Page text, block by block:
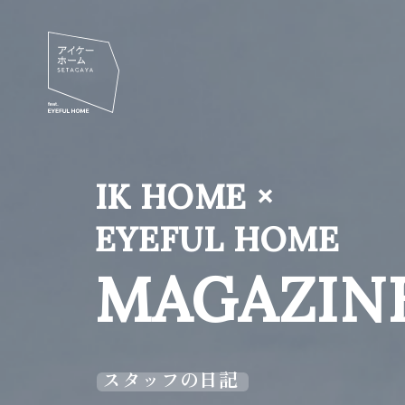
IK HOME ×
EYEFUL HOME
スタッフの日記